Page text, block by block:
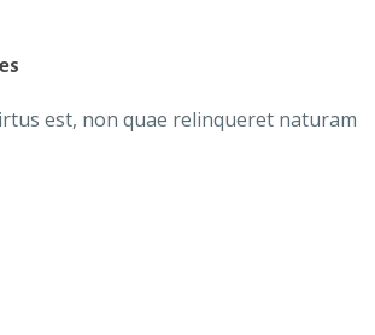
est, non quae relinqueret naturam